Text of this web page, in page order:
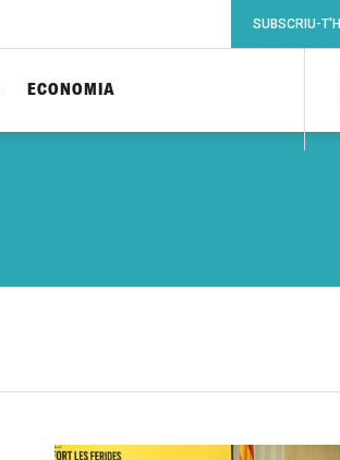
ECONOMIA
SUBSCRIU-T'HI